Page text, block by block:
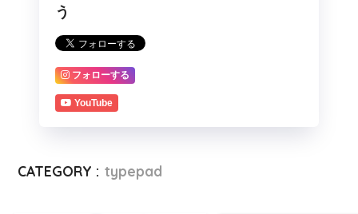
う
フォローする
YouTube
CATEGORY : typepad